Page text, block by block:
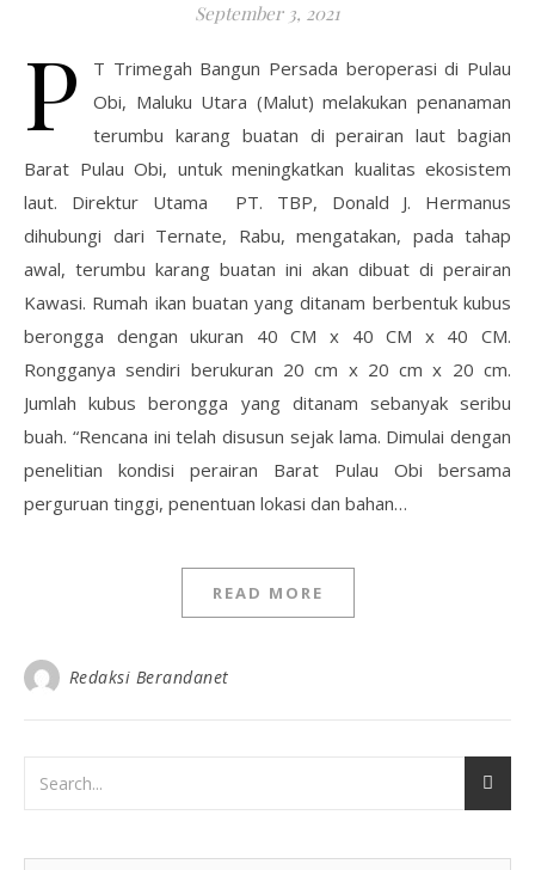
September 3, 2021
P
T Trimegah Bangun Persada beroperasi di Pulau
Obi, Maluku Utara (Malut) melakukan penanaman
terumbu karang buatan di perairan laut bagian
Barat Pulau Obi, untuk meningkatkan kualitas ekosistem
laut. Direktur Utama PT. TBP, Donald J. Hermanus
dihubungi dari Ternate, Rabu, mengatakan, pada tahap
awal, terumbu karang buatan ini akan dibuat di perairan
Kawasi. Rumah ikan buatan yang ditanam berbentuk kubus
berongga dengan ukuran 40 CM x 40 CM x 40 CM.
Rongganya sendiri berukuran 20 cm x 20 cm x 20 cm.
Jumlah kubus berongga yang ditanam sebanyak seribu
buah. “Rencana ini telah disusun sejak lama. Dimulai dengan
penelitian kondisi perairan Barat Pulau Obi bersama
perguruan tinggi, penentuan lokasi dan bahan…
READ MORE
Redaksi Berandanet